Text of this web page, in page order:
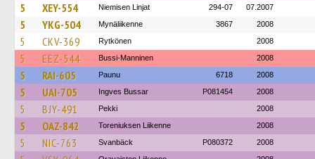
5 XEY-554 Niemisen Linjat 294-07 07.2007
5 YKG-504 Mynäliikenne 3867 2008
5 CKV-369 Rytkönen 2008
5 EEZ-544 Bussi-Manninen 2008
5 RAI-605 Paunu 6718 2008
5 UAI-705 Ingves Bussar P081454 2008
5 BJY-491 Pekki 2008
5 OAZ-842 Toreniuksen Liikenne 2008
5 NIC-763 Svanbäck P080372 2008